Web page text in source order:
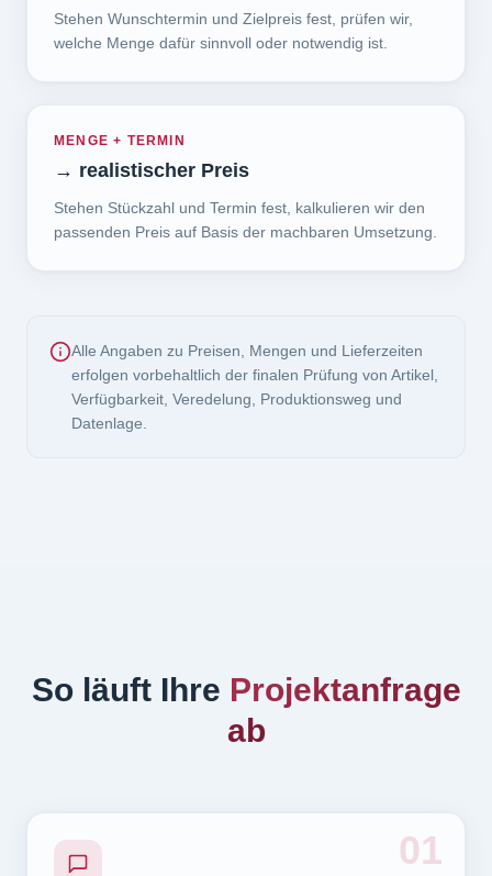
Stehen Wunschtermin und Zielpreis fest, prüfen wir,
welche Menge dafür sinnvoll oder notwendig ist.
MENGE + TERMIN
→ realistischer Preis
Stehen Stückzahl und Termin fest, kalkulieren wir den
passenden Preis auf Basis der machbaren Umsetzung.
Alle Angaben zu Preisen, Mengen und Lieferzeiten
erfolgen vorbehaltlich der finalen Prüfung von Artikel,
Verfügbarkeit, Veredelung, Produktionsweg und
Datenlage.
So läuft Ihre Projektanfrage
ab
01